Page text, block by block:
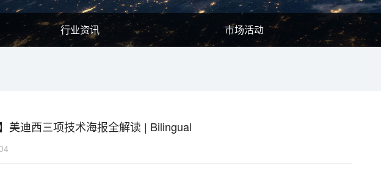
行业资讯 市场活动
美迪西三项技术海报全解读 | Bilingual